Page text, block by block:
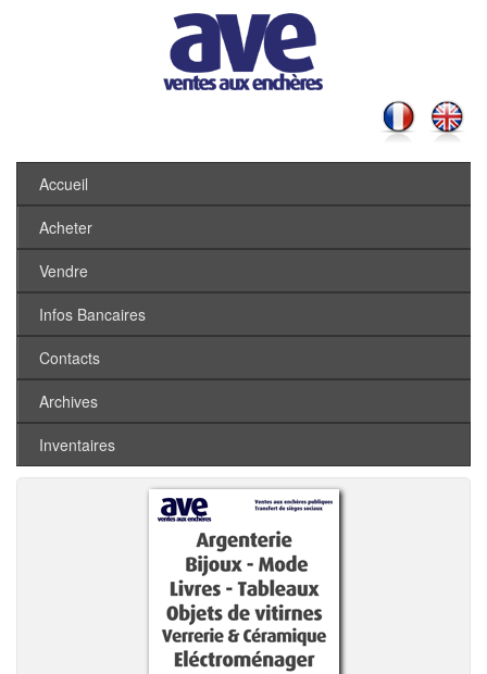
Accueil
Acheter
Vendre
Infos Bancaires
Contacts
Archives
Inventaires